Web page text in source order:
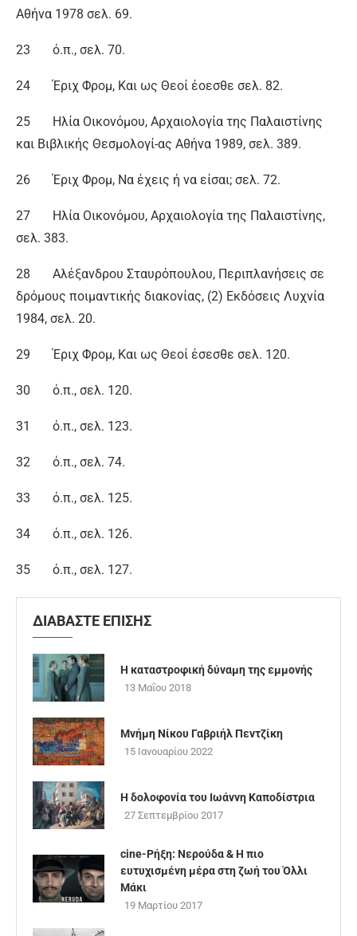
Αθήνα 1978 σελ. 69.
23 ό.π., σελ. 70.
24 Έριχ Φρομ, Και ως Θεοί έοεσθε σελ. 82.
25 Ηλία Οικονόμου, Αρχαιολογία της Παλαιστίνης
και Βιβλικής Θεσμολογί-ας Αθήνα 1989, σελ. 389.
26 Έριχ Φρομ, Να έχεις ή να είσαι; σελ. 72.
27 Ηλία Οικονόμου, Αρχαιολογία της Παλαιστίνης,
σελ. 383.
28 Αλέξανδρου Σταυρόπουλου, Περιπλανήσεις σε
δρόμους ποιμαντικής διακονίας, (2) Εκδόσεις Λυχνία
1984, σελ. 20.
29 Έριχ Φρομ, Και ως Θεοί έσεσθε σελ. 120.
30 ό.π., σελ. 120.
31 ό.π., σελ. 123.
32 ό.π., σελ. 74.
33 ό.π., σελ. 125.
34 ό.π., σελ. 126.
35 ό.π., σελ. 127.
ΔΙΑΒΑΣΤΕ ΕΠΙΣΗΣ
Η καταστροφική δύναμη της εμμονής
13 Μαΐου 2018
Μνήμη Νίκου Γαβριήλ Πεντζίκη
15 Ιανουαρίου 2022
Η δολοφονία του Ιωάννη Καποδίστρια
27 Σεπτεμβρίου 2017
cine-Ρήξη: Νερούδα & Η πιο
ευτυχισμένη μέρα στη ζωή του Όλλι
Μάκι
19 Μαρτίου 2017